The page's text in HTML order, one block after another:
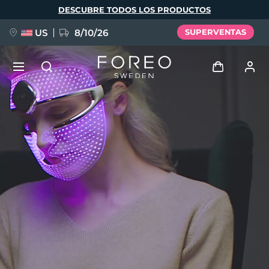
DESCUBRE TODOS LOS PRODUCTOS
US 8/10/26 SUPERVENTAS
Mis dispositivos
Mis pedidos
Mis direcciones
Mis suscripciones
NUEVO
FAQ™ Pure Beauty-Tech Elixir
BREAKING NEWS
Idioma
English Deutsch
Español
Français
Português
Русский
繁體中文